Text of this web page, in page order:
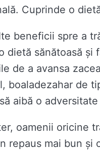
Cuprinde o
beneficii spre a
dietă sănătoasă
de a avansa
boaladezahar de
aibă o
oamenii oricine
repaus mai bun și